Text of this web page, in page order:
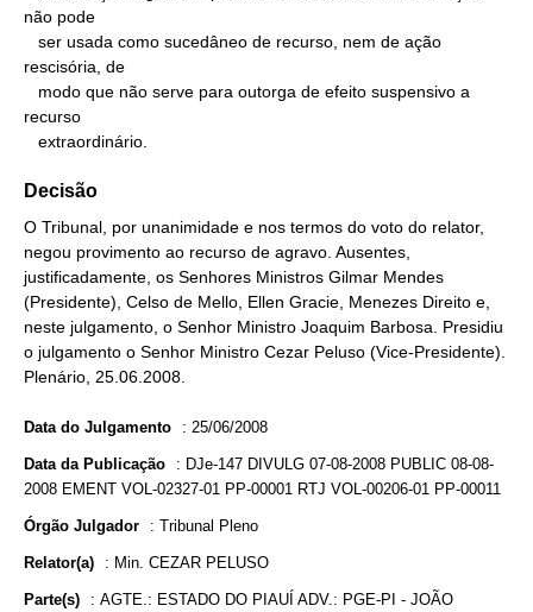
não pode
rescisória, de
recurso
   extraordinário.
Decisão
O Tribunal, por unanimidade e nos termos do voto do relator,
negou provimento ao recurso de agravo. Ausentes,
justificadamente, os Senhores Ministros Gilmar Mendes
(Presidente), Celso de Mello, Ellen Gracie, Menezes Direito e,
neste julgamento, o Senhor Ministro Joaquim Barbosa. Presidiu
o julgamento o Senhor Ministro Cezar Peluso (Vice-Presidente).
Plenário, 25.06.2008.
Data do Julgamento : 25/06/2008
Data da Publicação : DJe-147 DIVULG 07-08-2008 PUBLIC 08-08-
2008 EMENT VOL-02327-01 PP-00001 RTJ VOL-00206-01 PP-00011
Órgão Julgador : Tribunal Pleno
Relator(a) : Min. CEZAR PELUSO
Parte(s) : AGTE.: ESTADO DO PIAUÍ ADV.: PGE-PI - JOÃO